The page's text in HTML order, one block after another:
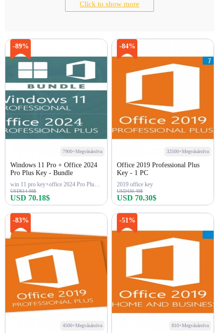
Click to show more
-89%
7900+Megvásárolva
Windows 11 Pro + Office 2024
Pro Plus Key - Bundle
win 11 pro key+office 2024 Pro Plus Key
USD614.98$
USD 70.18$
Azonnali vásárlás
-84%
32500+Megvásárolva
Office 2019 Professional Plus
Key - 1 PC
2019 office key
USD430.49$
USD 70.30$
Azonnali vásárlás
-83%
4500+Megvásárolva
-51%
810+Megvásárolva